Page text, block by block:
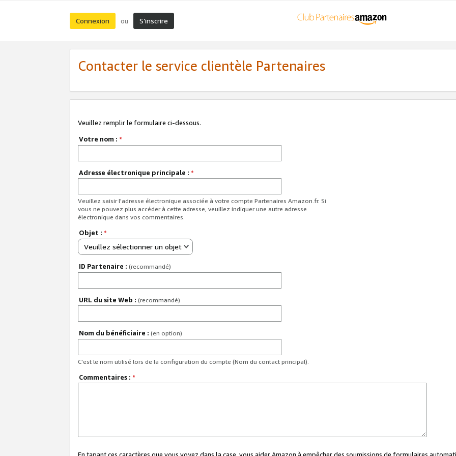
Connexion ou S’inscrire
Contacter le service clientèle Partenaires
Veuillez remplir le formulaire ci-dessous.
Votre nom : *
Adresse électronique principale : *
Veuillez saisir l'adresse électronique associée à votre compte Partenaires Amazon.fr. Si
vous ne pouvez plus accéder à cette adresse, veuillez indiquer une autre adresse
électronique dans vos commentaires.
Objet : *
Veuillez sélectionner un objet
ID Partenaire : (recommandé)
URL du site Web : (recommandé)
Nom du bénéficiaire : (en option)
C'est le nom utilisé lors de la configuration du compte (Nom du contact principal).
Commentaires : *